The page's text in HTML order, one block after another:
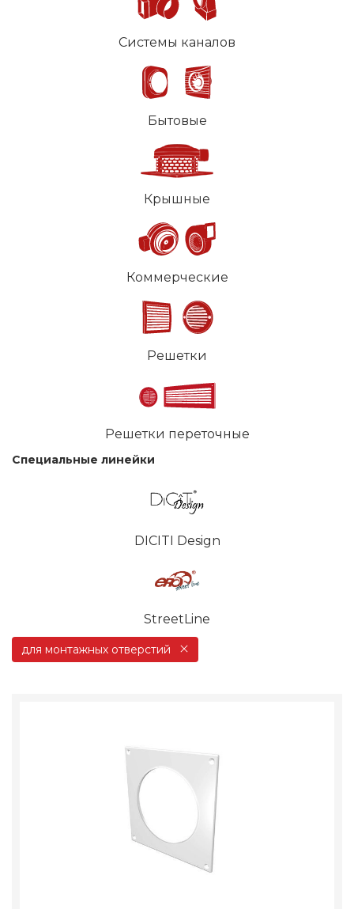
Системы каналов
Бытовые
Крышные
Коммерческие
Решетки
Решетки переточные
Специальные линейки
DICITI Design
StreetLine
для монтажных отверстий